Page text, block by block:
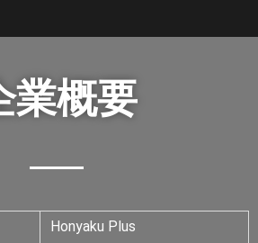
業概要
Honyaku Plus